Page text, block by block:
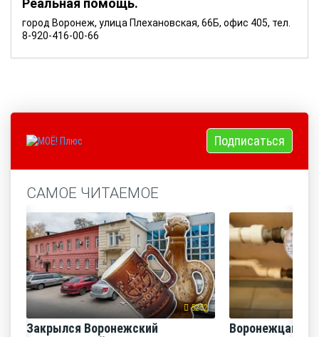
город Воронеж, улица Плехановская, 66Б, офис 405, тел.
8-920-416-00-66
Подписаться
САМОЕ ЧИТАЕМОЕ
5252
Закрылся Воронежский
Воронежцам